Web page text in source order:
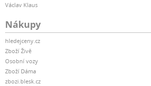
Václav Klaus
Nákupy
hledejceny.cz
Zboží Živě
Osobní vozy
Zboží Dáma
zbozi.blesk.cz